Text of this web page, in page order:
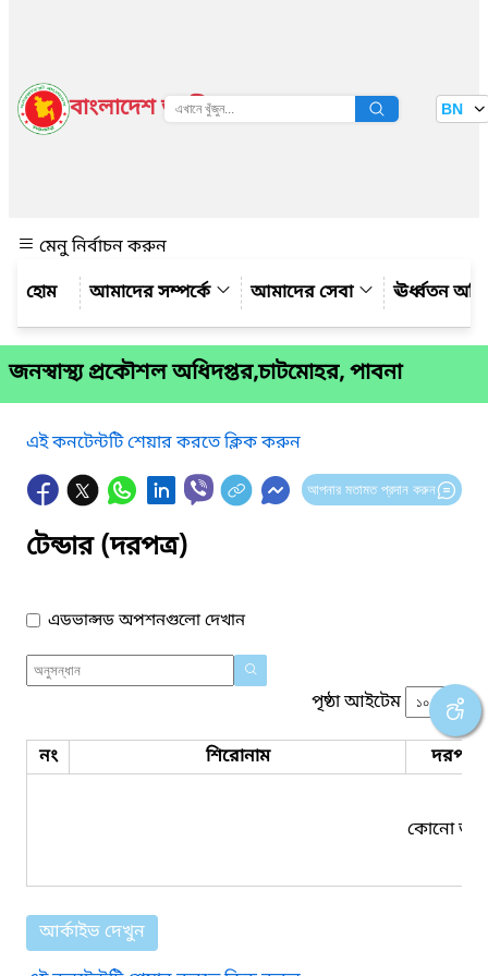
বাংলাদেশ জাতীয় তথ্য বাতায়ন BN
মেনু নির্বাচন করুন
আমাদের সম্পর্কে
আমাদের সেবা ঊর্ধ্বতন
জনস্বাস্থ্য প্রকৌশল অধিদপ্তর,চাটমোহর, পাবনা
এই কনটেন্টটি শেয়ার করতে ক্লিক করুন
আপনার মতামত প্রদান করুন
টেন্ডার (দরপত্র)
এডভান্সড অপশনগুলো দেখান
পৃষ্ঠা আইটেম
নং শিরোনাম দরপত্র
কোনো তথ্য
আর্কাইভ দেখুন